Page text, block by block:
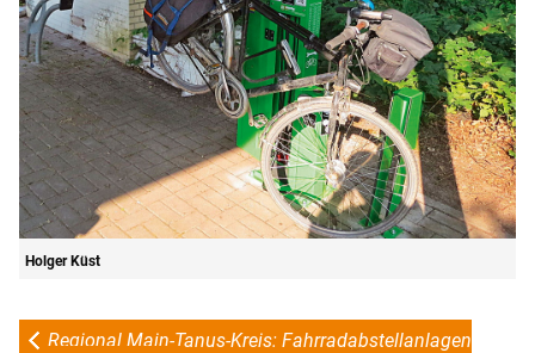
Holger Küst
Regional Main-Tanus-Kreis: Fahrradabstellanlagen